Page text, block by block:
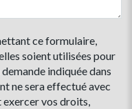
ce formulaire,
soient utilisées pour
indiquée dans
ne sera effectué avec
vos droits,